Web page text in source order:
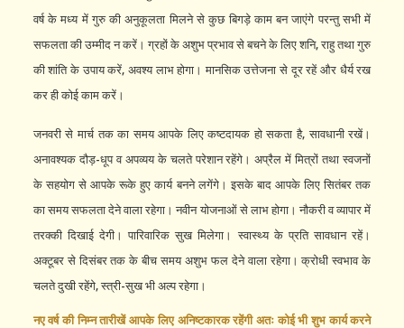
वर्ष के मध्य में गुरु की अनुकूलता मिलने से कुछ बिगड़े काम बन जाएंगे परन्तु सभी में
सफलता की उम्मीद न करें। ग्रहों के अशुभ प्रभाव से बचने के लिए शनि, राहु तथा गुरु
की शांति के उपाय करें, अवश्य लाभ होगा। मानसिक उत्तेजना से दूर रहें और धैर्य रख
कर ही कोई काम करें।
जनवरी से मार्च तक का समय आपके लिए कष्टदायक हो सकता है, सावधानी रखें।
अनावश्यक दौड़-धूप व अपव्यय के चलते परेशान रहेंगे। अप्रैल में मित्रों तथा स्वजनों
के सहयोग से आपके रूके हुए कार्य बनने लगेंगे। इसके बाद आपके लिए सितंबर तक
का समय सफलता देने वाला रहेगा। नवीन योजनाओं से लाभ होगा। नौकरी व व्यापार में
तरक्की दिखाई देगी। पारिवारिक सुख मिलेगा। स्वास्थ्य के प्रति सावधान रहें।
अक्टूबर से दिसंबर तक के बीच समय अशुभ फल देने वाला रहेगा। क्रोधी स्वभाव के
चलते दुखी रहेंगे, स्त्री-सुख भी अल्प रहेगा।
नए वर्ष की निम्न तारीखें आपके लिए अनिष्टकारक रहेंगी अतः कोई भी शुभ कार्य करने